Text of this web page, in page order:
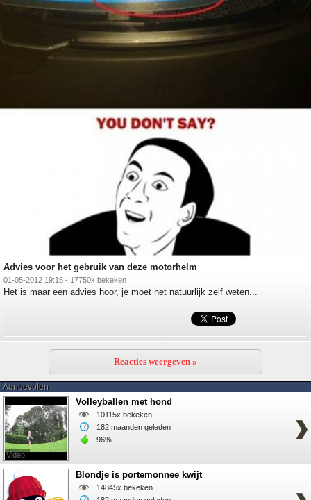
Advies voor het gebruik van deze motorhelm
01-05-2012 19:15 - 17750x bekeken
Het is maar een advies hoor, je moet het natuurlijk zelf weten...
Reacties weergeven »
Aanbevolen
Video
Volleyballen met hond
10115x bekeken
182 maanden geleden
96%
Blondje is portemonnee kwijt
14845x bekeken